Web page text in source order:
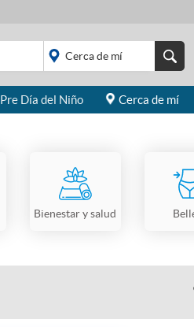
placeholder="Todo el
Pre Día del Niño Cerca de mí
Bienestar y salud